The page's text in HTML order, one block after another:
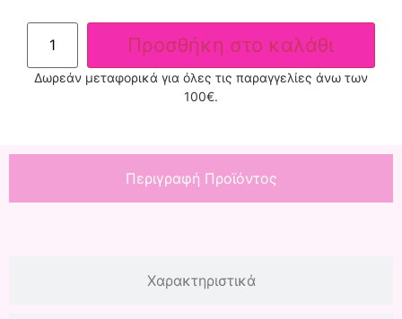
Προσθήκη στο καλάθι
Δωρεάν μεταφορικά για όλες τις παραγγελίες άνω των
100€.
Περιγραφή Προϊόντος
Χαρακτηριστικά